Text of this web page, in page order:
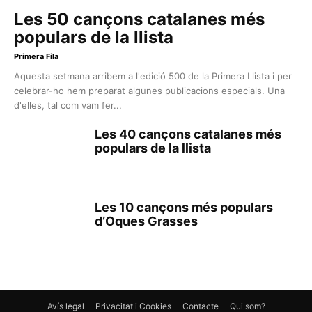
Les 50 cançons catalanes més
populars de la llista
Primera Fila
Aquesta setmana arribem a l'edició 500 de la Primera Llista i per
celebrar-ho hem preparat algunes publicacions especials. Una
d'elles, tal com vam fer...
Les 40 cançons catalanes més
populars de la llista
Les 10 cançons més populars
d’Oques Grasses
Avís legal Privacitat i Cookies Contacte Qui som?